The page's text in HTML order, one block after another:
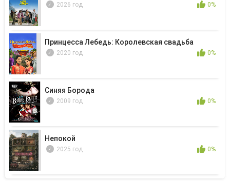
2026 год 0%
Принцесса Лебедь: Королевская свадьба
2020 год 0%
Синяя Борода
2009 год 0%
Непокой
2025 год 0%